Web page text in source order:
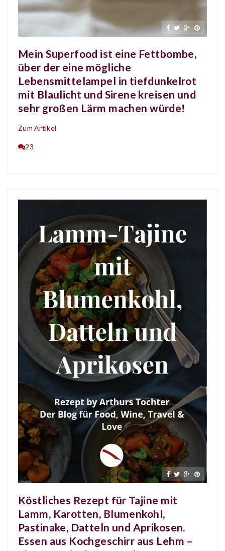
Mein Superfood ist eine Fettbombe,
über der eine mögliche
Lebensmittelampel in tiefdunkelrot
mit Blaulicht und Sirene kreisen und
sehr großen Lärm machen würde!
Zum Artikel
23
Köstliches Rezept für Tajine mit
Lamm, Karotten, Blumenkohl,
Pastinake, Datteln und Aprikosen.
Essen aus Kochgeschirr aus Lehm –